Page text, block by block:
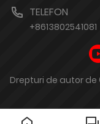
TELEFON
+8613802541081
Drepturi de autor